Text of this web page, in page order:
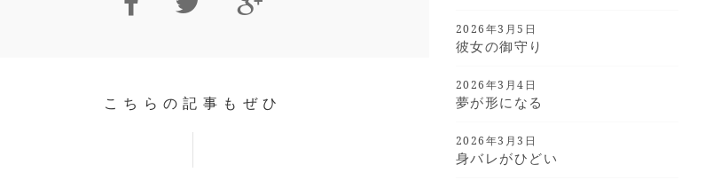
こちらの記事もぜひ
2026年3月5日
彼女の御守り
2026年3月4日
夢が形になる
2026年3月3日
身バレがひどい